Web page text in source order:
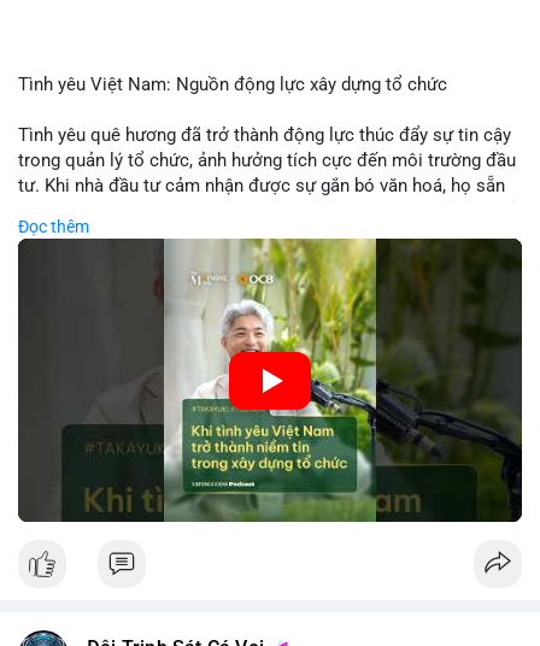
Tình yêu Việt Nam: Nguồn động lực xây dựng tổ chức
Tình yêu quê hương đã trở thành động lực thúc đẩy sự tin cậy
trong quản lý tổ chức, ảnh hưởng tích cực đến môi trường đầu
tư. Khi nhà đầu tư cảm nhận được sự gắn bó văn hoá, họ sẵn
các công ty blockchain và tiền mã hoá. Sự tăng cường niềm
tin này giúp giảm rủi ro thị trường, cải thiện chi phí vốn và thúc
đẩy sự phát triển bền vững của ngành công nghệ tài chính. Các
nhà quản lý cần khai thác tinh thần này để xây dựng chiến lược
phát triển bền vững và thu hút vốn đầu tư.
🎥 Xem video trực tiếp tại:
Nguồn: VIETSUCCESS
Đọc thêm